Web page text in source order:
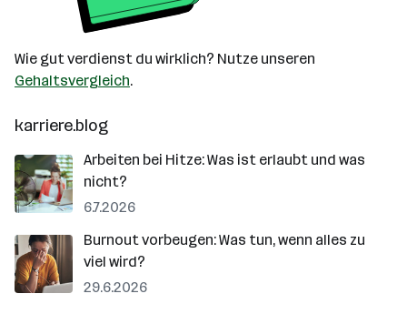
Wie gut verdienst du wirklich? Nutze unseren
Gehaltsvergleich.
karriere.blog
Arbeiten bei Hitze: Was ist erlaubt und was
nicht?
6.7.2026
Burnout vorbeugen: Was tun, wenn alles zu
viel wird?
29.6.2026